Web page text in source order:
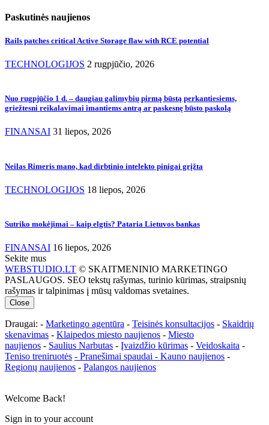
Paskutinės naujienos
Rails patches critical Active Storage flaw with RCE potential
TECHNOLOGIJOS 2 rugpjūčio, 2026
Nuo rugpjūčio 1 d. – daugiau galimybių pirmą būstą perkantiesiems,
griežtesni reikalavimai imantiems antrą ar paskesnę būsto paskolą
FINANSAI 31 liepos, 2026
Neilas Rimeris mano, kad dirbtinio intelekto pinigai grįžta
TECHNOLOGIJOS 18 liepos, 2026
Sutriko mokėjimai – kaip elgtis? Pataria Lietuvos bankas
FINANSAI 16 liepos, 2026
Sekite mus
WEBSTUDIO.LT © SKAITMENINIO MARKETINGO
PASLAUGOS. SEO tekstų rašymas, turinio kūrimas, straipsnių
rašymas ir talpinimas į mūsų valdomas svetaines.
Close
Draugai: - Marketingo agentūra - Teisinės konsultacijos - Skaidrių
skenavimas - Klaipedos miesto naujienos - Miesto
naujienos - Saulius Narbutas - Įvaizdžio kūrimas - Veidoskaita -
Teniso treniruotės - Pranešimai spaudai - Kauno naujienos -
Regionų naujienos - Palangos naujienos
Welcome Back!
Sign in to your account